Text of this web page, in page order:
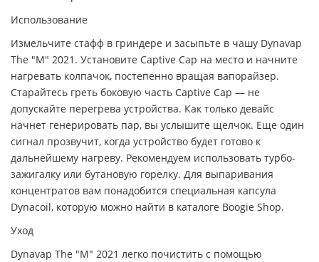
Использование
Измельчите стафф в гриндере и засыпьте в чашу Dynavap
The "M" 2021. Установите Captive Cap на место и начните
нагревать колпачок, постепенно вращая вапорайзер.
Старайтесь греть боковую часть Captive Cap — не
допускайте перегрева устройства. Как только девайс
начнет генерировать пар, вы услышите щелчок. Еще один
сигнал прозвучит, когда устройство будет готово к
дальнейшему нагреву. Рекомендуем использовать турбо-
зажигалку или бутановую горелку. Для выпаривания
концентратов вам понадобится специальная капсула
Dynacoil, которую можно найти в каталоге Boogie Shop.
Уход
Dynavap The "M" 2021 легко почистить с помощью